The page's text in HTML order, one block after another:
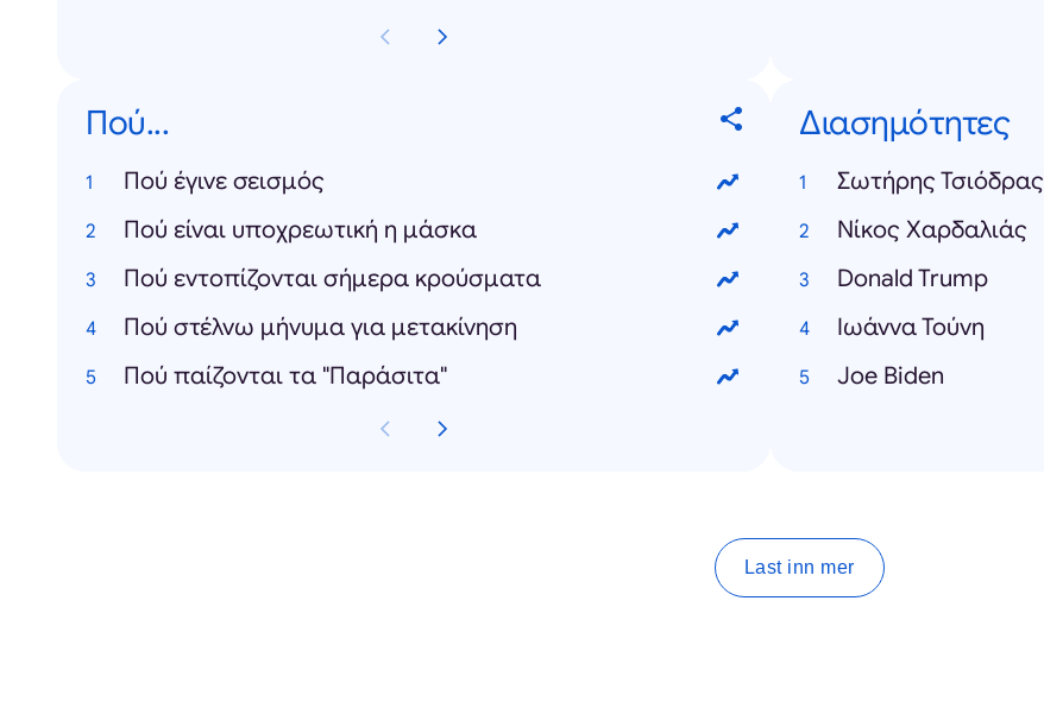
Πού...
Πού έγινε σεισμός
Πού είναι υποχρεωτική η μάσκα
Πού εντοπίζονται σήμερα κρούσματα
Πού στέλνω μήνυμα για μετακίνηση
Πού παίζονται τα "Παράσιτα"
Διασημότητες
Σωτήρης Τσιόδρας
Νίκος Χαρδαλιάς
Donald Trump
Ιωάννα Τούνη
Joe Biden
Last inn mer